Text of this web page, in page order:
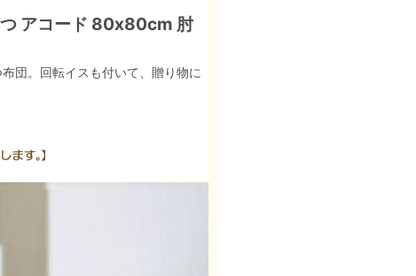
アコード 80x80cm 肘
団。回転イスも付いて、贈り物に